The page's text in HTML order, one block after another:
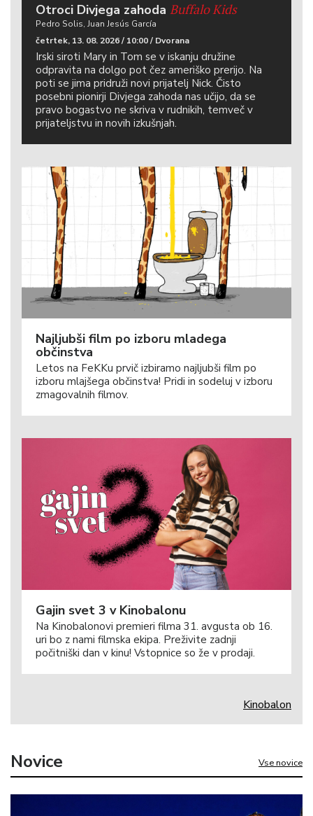
Otroci Divjega zahoda Buffalo Kids
Pedro Solis, Juan Jesús García
četrtek, 13. 08. 2026 / 10:00 / Dvorana
Irski siroti Mary in Tom se v iskanju družine
odpravita na dolgo pot čez ameriško prerijo. Na
poti se jima pridruži novi prijatelj Nick. Čisto
posebni pionirji Divjega zahoda nas učijo, da se
pravo bogastvo ne skriva v rudnikih, temveč v
prijateljstvu in novih izkušnjah.
Najljubši film po izboru mladega
občinstva
Letos na FeKKu prvič izbiramo najljubši film po
izboru mlajšega občinstva! Pridi in sodeluj v izboru
zmagovalnih filmov.
Gajin svet 3 v Kinobalonu
Na Kinobalonovi premieri filma 31. avgusta ob 16.
uri bo z nami filmska ekipa. Preživite zadnji
počitniški dan v kinu! Vstopnice so že v prodaji.
Kinobalon
Vse novice
Novice